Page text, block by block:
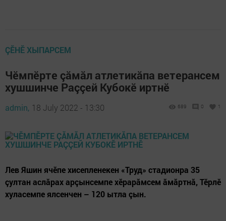
ÇӖНӖ ХЫПАРСЕМ
Чӗмпӗрте çăмăл атлетикăпа ветерансем
хушшинче Раççей Кубокӗ иртнӗ
admin, 18 July 2022 - 13:30 689 0 1
Лев Яшин ячӗпе хисепленекен «Труд» стадионра 35
çултан аслăрах арçынсемпе хӗрарăмсем ăмăртнă, Тӗрлӗ
хуласемпе ялсенчен – 120 ытла çын.